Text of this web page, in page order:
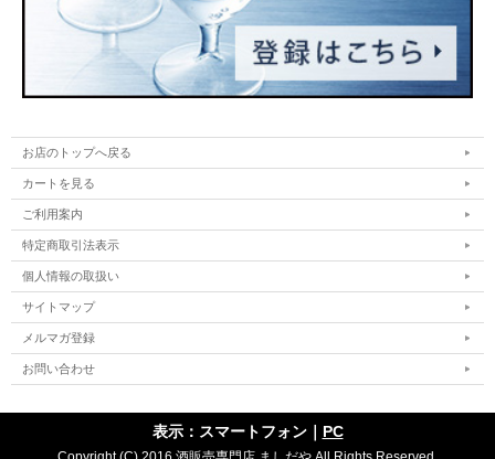
お店のトップへ戻る
カートを見る
ご利用案内
特定商取引法表示
個人情報の取扱い
サイトマップ
メルマガ登録
お問い合わせ
表示：スマートフォン｜ PC